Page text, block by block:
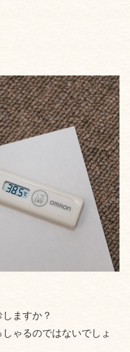
ますか？
ゃるのではないでしょ